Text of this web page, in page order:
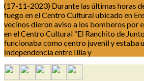
(17-11-2023) Durante las últimas horas
fuego en el Centro Cultural ubicado en
vecinos dieron aviso a los bomberos por
en el Centro Cultural “El Ranchito de
funcionaba como centro juvenil y estaba
Independencia entre Illia y